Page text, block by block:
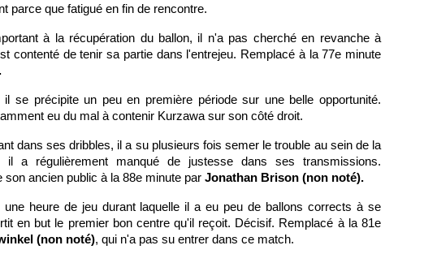
parce que fatigué en fin de rencontre.
à la récupération du ballon, il n'a pas cherché en revanche à
contenté de tenir sa partie dans l'entrejeu. Remplacé à la 77e minute
il se précipite un peu en première période sur une belle opportunité.
eu du mal à contenir Kurzawa sur son côté droit.
dans ses dribbles, il a su plusieurs fois semer le trouble au sein de la
il a régulièrement manqué de justesse dans ses transmissions.
ancien public à la 88e minute par Jonathan Brison (non noté).
heure de jeu durant laquelle il a eu peu de ballons corrects à se
en but le premier bon centre qu'il reçoit. Décisif. Remplacé à la 81e
(non noté), qui n'a pas su entrer dans ce match.